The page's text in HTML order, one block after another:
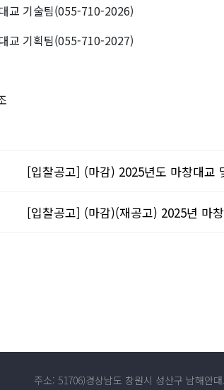
교 기술팀(055-710-2026)
교 기획팀(055-710-2027)
[입찰공고] (마감) 2025년도 마창대교
[입찰공고] (마감)(재공고) 2025년 마
주소: 51706)경상남도 창원시 성산구 남해안